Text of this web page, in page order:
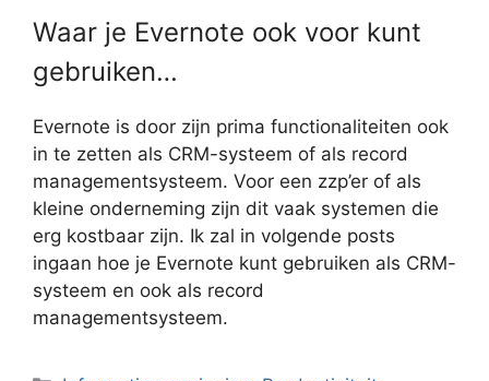
Waar je Evernote ook voor kunt
gebruiken…
Evernote is door zijn prima functionaliteiten ook
in te zetten als CRM-systeem of als record
managementsysteem. Voor een zzp’er of als
kleine onderneming zijn dit vaak systemen die
erg kostbaar zijn. Ik zal in volgende posts
ingaan hoe je Evernote kunt gebruiken als CRM-
systeem en ook als record
managementsysteem.